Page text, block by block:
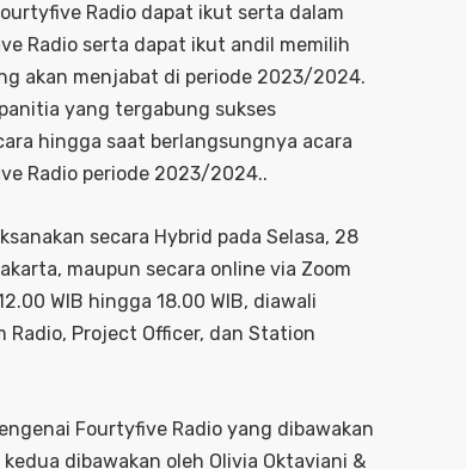
Radio dapat ikut serta dalam
Radio serta dapat ikut andil memilih
akan menjabat di periode 2023/2024.
yang tergabung sukses
hingga saat berlangsungnya acara
Radio periode 2023/2024..
secara Hybrid pada Selasa, 28
maupun secara online via Zoom
WIB hingga 18.00 WIB, diawali
Radio, Project Officer, dan Station
Fourtyfive Radio yang dibawakan
dibawakan oleh Olivia Oktaviani &